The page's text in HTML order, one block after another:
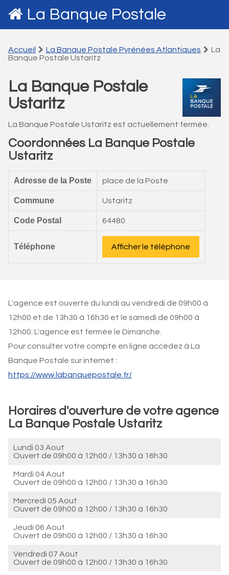
La Banque Postale
Accueil La Banque Postale Pyrénées Atlantiques
La
Banque Postale Ustaritz
La Banque Postale
Ustaritz
La Banque Postale Ustaritz est actuellement fermée.
Coordonnées La Banque Postale
Ustaritz
Adresse de la Poste place de la Poste
Commune Ustaritz
Code Postal 64480
Téléphone Afficher le téléphone
L'agence est ouverte du lundi au vendredi de 09h00 à
12h00 et de 13h30 à 16h30 et le samedi de 09h00 à
12h00. L'agence est fermée le Dimanche.
Pour consulter votre compte en ligne accédez à La
Banque Postale sur internet :
https://www.labanquepostale.fr/
Horaires d'ouverture de votre agence
La Banque Postale Ustaritz
Lundi 03 Aout
Ouvert de 09h00 à 12h00 / 13h30 à 16h30
Mardi 04 Aout
Ouvert de 09h00 à 12h00 / 13h30 à 16h30
Mercredi 05 Aout
Ouvert de 09h00 à 12h00 / 13h30 à 16h30
Jeudi 06 Aout
Ouvert de 09h00 à 12h00 / 13h30 à 16h30
Vendredi 07 Aout
Ouvert de 09h00 à 12h00 / 13h30 à 16h30